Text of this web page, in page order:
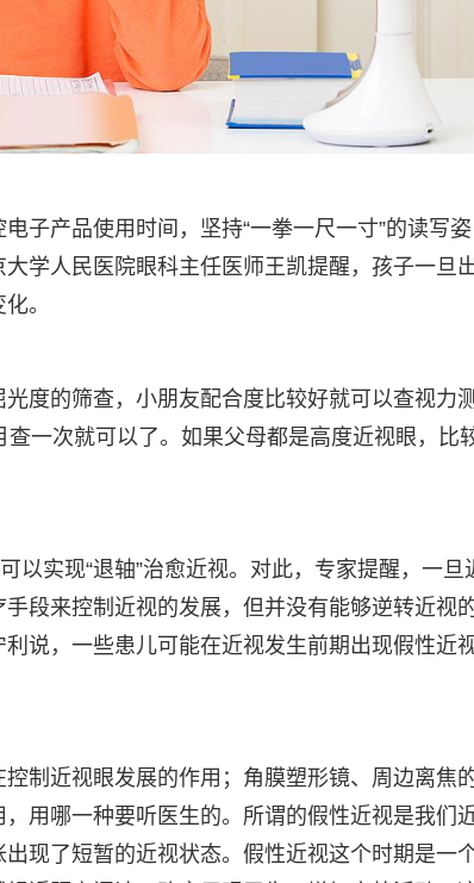
子产品使用时间，坚持“一拳一尺一寸”的读写姿
学人民医院眼科主任医师王凯提醒，孩子一旦
。
度的筛查，小朋友配合度比较好就可以查视力
一次就可以了。如果父母都是高度近视眼，比
以实现“退轴”治愈近视。对此，专家提醒，一旦
段来控制近视的发展，但并没有能够逆转近视
说，一些患儿可能在近视发生前期出现假性近
制近视眼发展的作用；角膜塑形镜、周边离焦
用哪一种要听医生的。所谓的假性近视是我们
现了短暂的近视状态。假性近视这个时期是一